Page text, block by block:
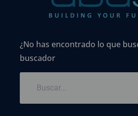
¿No has encontrado lo que
buscador